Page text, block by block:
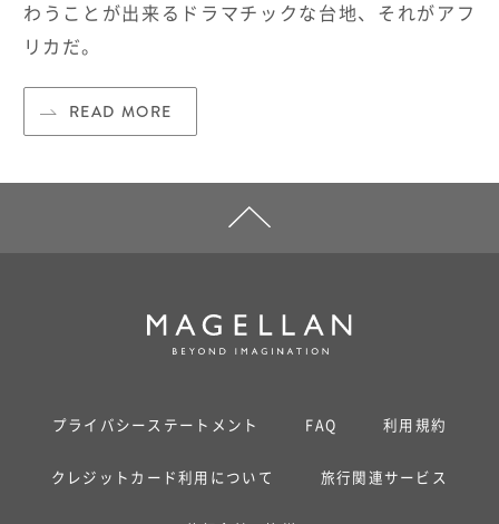
わうことが出来るドラマチックな台地、それがアフ
リカだ。
READ MORE
プライバシーステートメント FAQ 利用規約
クレジットカード利用について 旅行関連サービス